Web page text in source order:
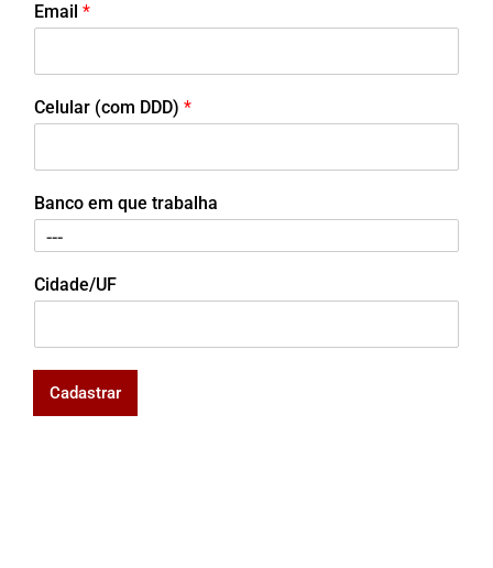
Email *
Celular (com DDD) *
Banco em que trabalha
Cidade/UF
Cadastrar